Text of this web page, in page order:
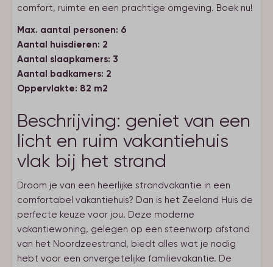
comfort, ruimte en een prachtige omgeving. Boek nu!
Max. aantal personen: 6
Aantal huisdieren: 2
Aantal slaapkamers: 3
Aantal badkamers: 2
Oppervlakte: 82 m2
Beschrijving: geniet van een
licht en ruim vakantiehuis
vlak bij het strand
Droom je van een heerlijke strandvakantie in een
comfortabel vakantiehuis? Dan is het Zeeland Huis de
perfecte keuze voor jou. Deze moderne
vakantiewoning, gelegen op een steenworp afstand
van het Noordzeestrand, biedt alles wat je nodig
hebt voor een onvergetelijke familievakantie. De